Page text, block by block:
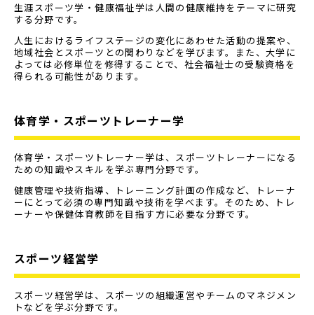
生涯スポーツ学・健康福祉学は人間の健康維持をテーマに研究
する分野です。
人生におけるライフステージの変化にあわせた活動の提案や、
地域社会とスポーツとの関わりなどを学びます。また、大学に
よっては必修単位を修得することで、社会福祉士の受験資格を
得られる可能性があります。
体育学・スポーツトレーナー学
体育学・スポーツトレーナー学は、スポーツトレーナーになる
ための知識やスキルを学ぶ専門分野です。
健康管理や技術指導、トレーニング計画の作成など、トレーナ
ーにとって必須の専門知識や技術を学べます。そのため、トレ
ーナーや保健体育教師を目指す方に必要な分野です。
スポーツ経営学
スポーツ経営学は、スポーツの組織運営やチームのマネジメン
トなどを学ぶ分野です。